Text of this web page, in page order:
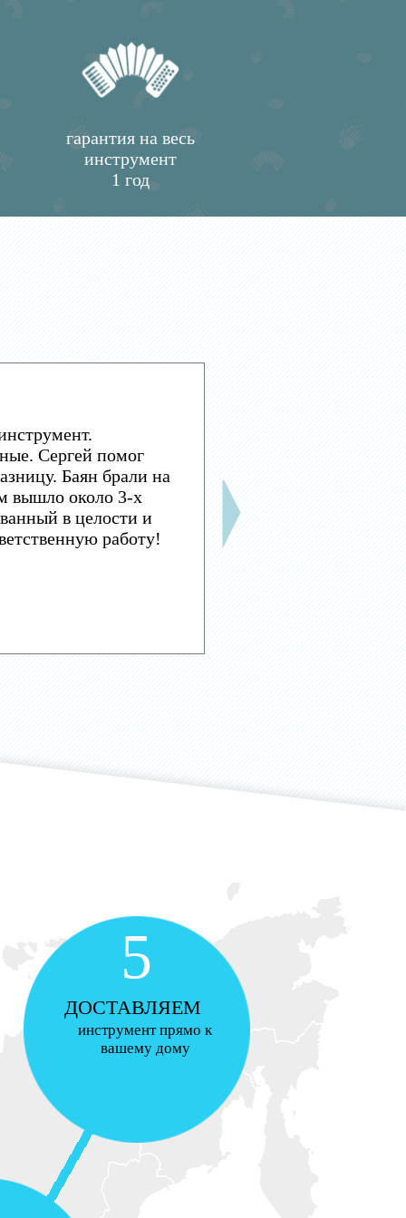
гарантия на весь
инструмент
1 год
Сергей помог
Баян брали на
вышло около 3-х
в целости и
работу!
5
ДОСТАВЛЯЕМ
инструмент прямо к
вашему дому